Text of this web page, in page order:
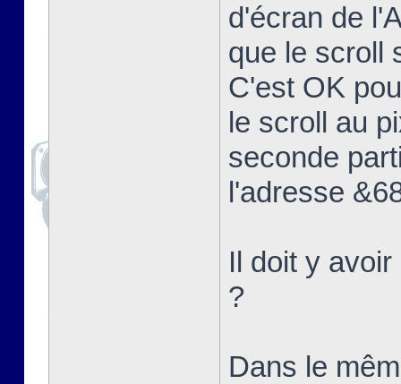
d'écran de
que le scroll
C'est OK
le scroll au
seconde
l'adresse
Il doit y
?
Dans le